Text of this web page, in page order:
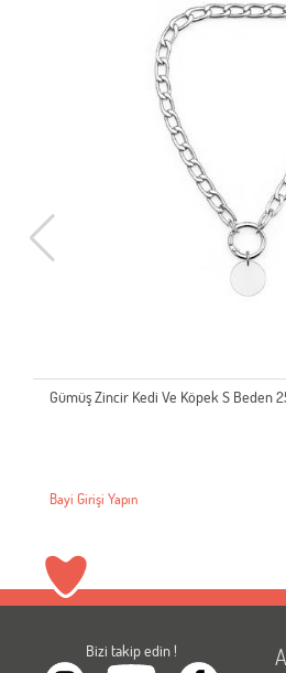
Gümüş Zincir Kedi Ve Köpek S Beden
Bayi Girişi Yapın
Bizi takip edin !